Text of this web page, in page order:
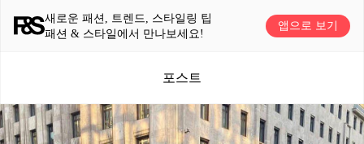
새로운 패션, 트렌드, 스타일링 팁
패션 & 스타일에서 만나보세요!
앱으로 보기
포스트